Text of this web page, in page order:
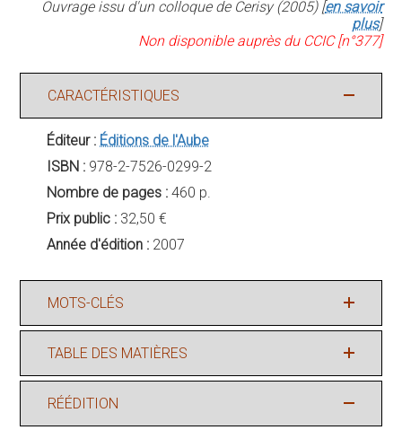
Ouvrage issu d'un colloque de Cerisy (2005) [en savoir
plus]
Non disponible auprès du CCIC [n°377]
CARACTÉRISTIQUES
Éditeur : Éditions de l'Aube
ISBN : 978-2-7526-0299-2
Nombre de pages : 460 p.
Prix public : 32,50 €
Année d'édition : 2007
MOTS-CLÉS
TABLE DES MATIÈRES
RÉÉDITION